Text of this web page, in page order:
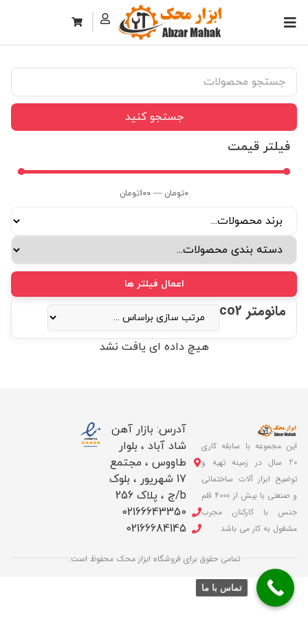
جستجو کنید
فیلتر قیمت
0تومان —
100تومان
اعمال فیلتر ها
مانومتر co2
هیچ داده ای یافت نشد
این مجموعه با سابقه کاری
20 سال در زمینه تهیه و
توضیح ابزار آلات ساختمانی
و صنعتی با بیش از 4000 قلم
جنس با کارکنان مجرب
مشغول به کار می باشد
آدرس: بازار آهن
شاد آباد ، بلوار
طاووس ، مجتمع
17 شهریور ، بلوک
b/ج ، پلاک 256
02166643350
02166684145
تمامی حقوق برای فروشگاه ابزار محک محفوظ است.
تماس با ما